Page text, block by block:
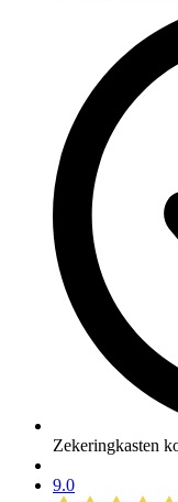
Zekeringkasten
9.0